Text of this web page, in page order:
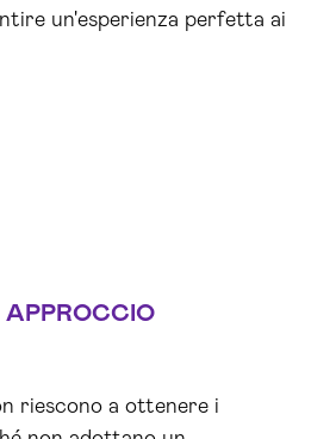
un'esperienza perfetta ai
riescono a ottenere i
non adottano un
di distribuzione, ma